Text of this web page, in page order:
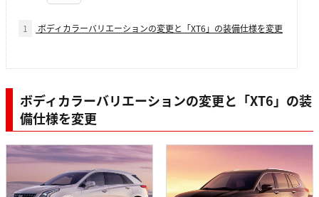
1 ボディカラーバリエーションの変更と「XT6」の装備仕様を変更
ボディカラーバリエーションの変更と「XT6」の装
備仕様を変更